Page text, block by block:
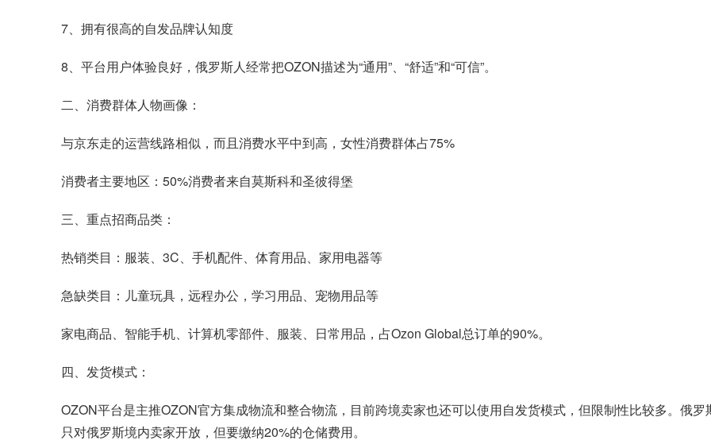
7、拥有很高的自发品牌认知度
8、平台用户体验良好，俄罗斯人经常把OZON描述为“通用”、“舒适”和“可信”。
二、消费群体人物画像：
与京东走的运营线路相似，而且消费水平中到高，女性消费群体占75%
消费者主要地区：50%消费者来自莫斯科和圣彼得堡
三、重点招商品类：
热销类目：服装、3C、手机配件、体育用品、家用电器等
急缺类目：儿童玩具，远程办公，学习用品、宠物用品等
家电商品、智能手机、计算机零部件、服装、日常用品，占Ozon Global总订单的90%。
四、发货模式：
OZON平台是主推OZON官方集成物流和整合物流，目前跨境卖家也还可以使用自发货模式，但限制性比较多。俄
只对俄罗斯境内卖家开放，但要缴纳20%的仓储费用。